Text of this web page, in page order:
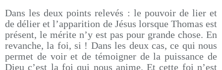
Dans les deux points relevés : le pouvoir de lier et
de délier et l’apparition de Jésus lorsque Thomas est
présent, le mérite n’y est pas pour grande chose. En
revanche, la foi, si ! Dans les deux cas, ce qui nous
permet de voir et de témoigner de la puissance de
Dieu c’est la foi qui nous anime. Et cette foi n’est